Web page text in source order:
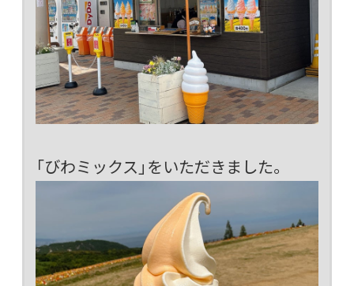
「びわミックス」をいただきました。